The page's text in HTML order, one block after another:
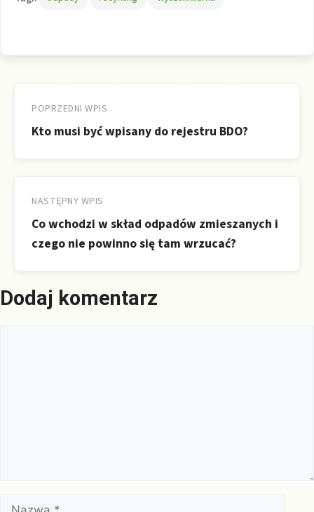
wpisu
POPRZEDNI WPIS
Kto musi być wpisany do rejestru BDO?
NASTĘPNY WPIS
Co wchodzi w skład odpadów zmieszanych i
czego nie powinno się tam wrzucać?
Dodaj komentarz
Nazwa